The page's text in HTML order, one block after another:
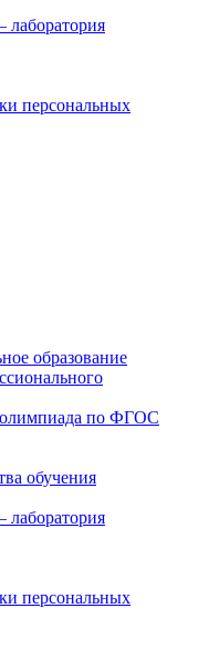
лаборатория
персональных
образование
олимпиада по ФГОС
обучения
лаборатория
персональных